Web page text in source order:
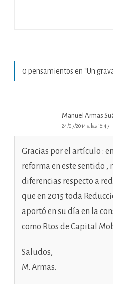
0 pensamientos en “Un
Manuel Armas
24/07/2014 a las 16:47
Gracias por el artículo :
reforma en este sentido ,
diferencias respecto a
que en 2015 toda
aportó en su día en la
como Rtos de Capital
Saludos,
M. Armas.